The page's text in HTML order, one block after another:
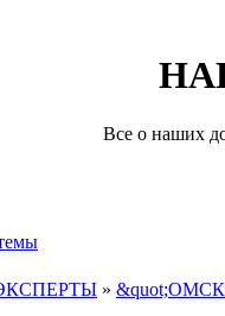
Все о наших
»